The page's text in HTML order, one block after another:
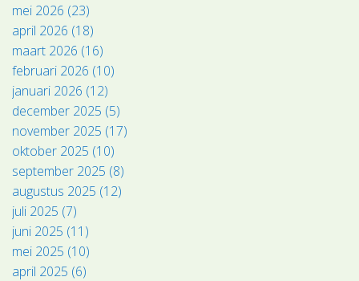
mei 2026 (23)
april 2026 (18)
maart 2026 (16)
februari 2026 (10)
januari 2026 (12)
december 2025 (5)
november 2025 (17)
oktober 2025 (10)
september 2025 (8)
augustus 2025 (12)
juli 2025 (7)
juni 2025 (11)
mei 2025 (10)
april 2025 (6)